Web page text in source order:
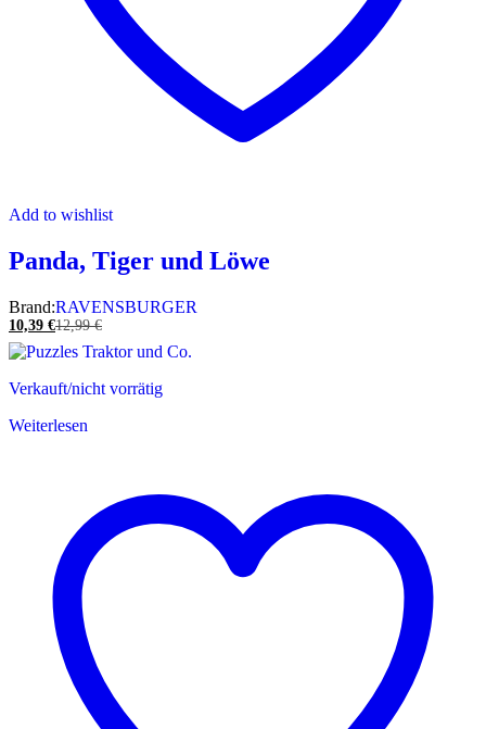
Add to wishlist
Panda, Tiger und Löwe
Brand:RAVENSBURGER
10,39 €12,99€
Verkauft/nicht vorrätig
Weiterlesen